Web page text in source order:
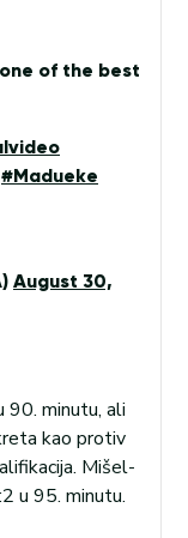
of the best
#Madueke
August 30,
90. minutu, ali
kao protiv
Mišel-
u 95. minutu.